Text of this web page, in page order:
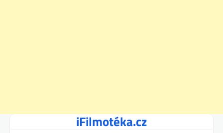
iFilmotéka.cz